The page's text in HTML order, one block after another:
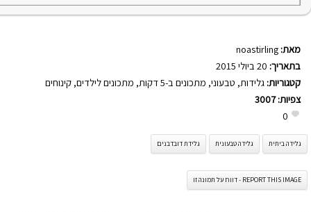
מאת: noastirling
בתאריך:
קטגוריות: גלידות, טבעוני, מתכונים ב-5 דקות , מתכונים לילדים, קינוחים
צפיות:3007
0
גלידה ביתית גלידה טבעונית גלידת דובדבנים
REPORT THIS IMAGE - דווח על תמונה זו